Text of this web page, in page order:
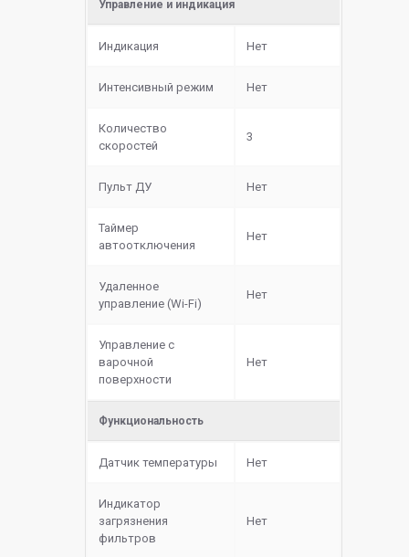
Управление и индикация
Индикация Нет
Интенсивный режим Нет
Количество
скоростей
3
Пульт ДУ Нет
Таймер
автоотключения
Нет
Удаленное
управление (Wi-Fi)
Нет
Управление с
варочной
поверхности
Нет
Функциональность
Датчик температуры Нет
Индикатор
загрязнения
фильтров
Нет